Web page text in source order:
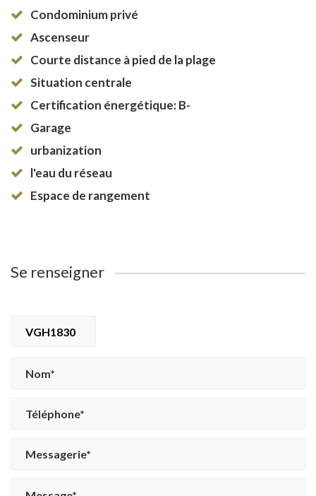
Condominium privé
Ascenseur
Courte distance à pied de la plage
Situation centrale
Certification énergétique: B-
Garage
urbanization
l'eau du réseau
Espace de rangement
Se renseigner
VGH1830